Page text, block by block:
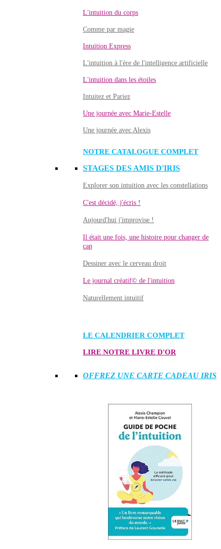
L'intuition du corps
Comme par magie
Intuition Express
L'intuition à l'ère de l'intelligence artificielle
L'intuition dans les étoiles
Intuitez et Pariez
Une journée avec Marie-Estelle
Une journée avec Alexis
NOTRE CATALOGUE COMPLET
STAGES DES AMIS D'IRIS
Explorer son intuition avec les constellations
C'est décidé, j'écris !
Aujourd'hui j'improvise !
Il était une fois, une histoire pour changer de
cap
Dessiner avec le cerveau droit
Le journal créatif© de l'intuition
Naturellement intuitif
LE CALENDRIER COMPLET
LIRE NOTRE LIVRE D'OR
OFFREZ UNE CARTE CADEAU IRIS